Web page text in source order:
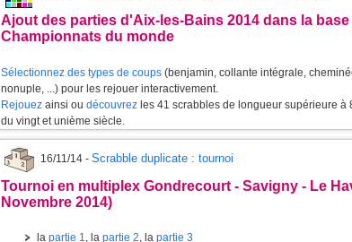
Ajout des parties d'Aix-les-Bains 2014 dans la
Championnats du monde
Sélectionnez des types de coups (benjamin, collante intégrale,
nonuple, ...) pour les rejouer interactivement.
Rejouez ainsi ou découvrez les 41 scrabbles de longueur supérieure à
du vingt et unième siècle.
16/11/14 - Scrabble duplicate : tournoi
Tournoi en multiplex Gondrecourt - Savigny - Le
Novembre 2014)
la partie 1, la partie 2, la partie 3